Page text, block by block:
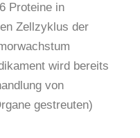
Proteine in
Zellzyklus der
wird bereits
von
gestreuten)